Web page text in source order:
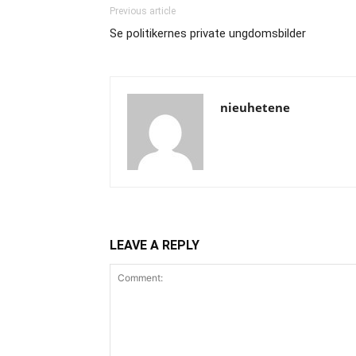
Previous article
Se politikernes private ungdomsbilder
nieuhetene
LEAVE A REPLY